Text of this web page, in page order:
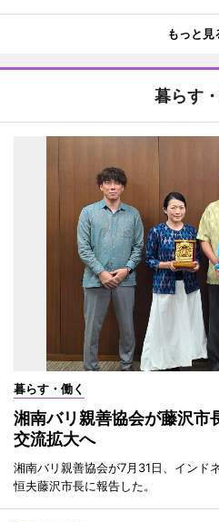
もっと見
暮らす
暮らす・働く
湘南バリ親善協会が藤沢
交流拡大へ
湘南バリ親善協会が7月31日、インド
恒夫藤沢市長に報告した。